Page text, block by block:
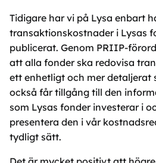
Tidigare har vi på Lysa enbart
transaktionskostnader i Lysas
publicerat. Genom PRIIP-
att alla fonder ska redovisa
ett enhetligt och mer detaljerat
också får tillgång till den
som Lysas fonder investerar i
presentera den i vår
tydligt sätt.